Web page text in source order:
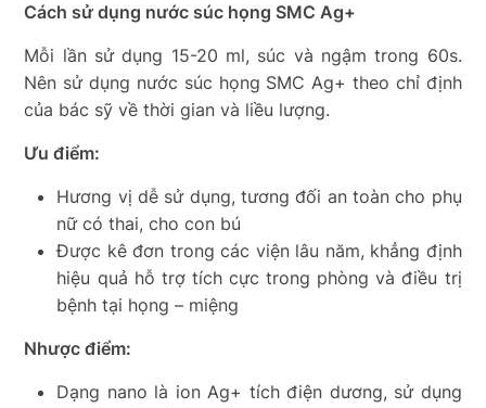
Cách sử dụng nước súc họng SMC Ag+
Mỗi lần sử dụng 15-20 ml, súc và ngậm trong 60s.
Nên sử dụng nước súc họng SMC Ag+ theo chỉ định
của bác sỹ về thời gian và liều lượng.
Ưu điểm:
Hương vị dễ sử dụng, tương đối an toàn cho phụ
nữ có thai, cho con bú
Được kê đơn trong các viện lâu năm, khẳng định
hiệu quả hỗ trợ tích cực trong phòng và điều trị
bệnh tại họng – miệng
Nhược điểm:
Dạng nano là ion Ag+ tích điện dương, sử dụng